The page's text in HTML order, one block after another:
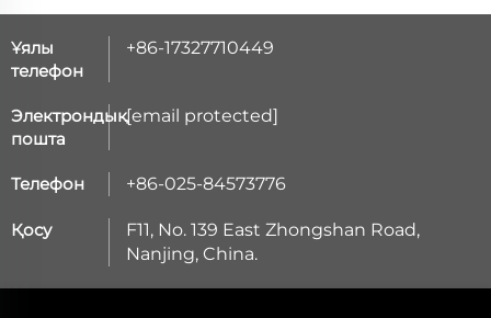
Ұялы
телефон
+86-17327710449
Электрондық
пошта
[email protected]
Телефон +86-025-84573776
Қосу
F11, No. 139 East Zhongshan Road,
Nanjing, China.